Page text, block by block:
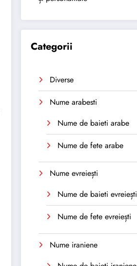
Categorii
Diverse
Nume arabesti
Nume de baieti arabe
Nume de fete arabe
Nume evreiești
Nume de baieti evreiești
Nume de fete evreiești
Nume iraniene